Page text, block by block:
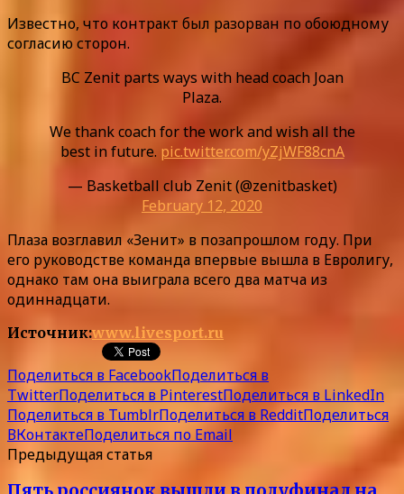
Известно, что контракт был разорван по обоюдному
согласию сторон.
BC Zenit parts ways with head coach Joan
Plaza.
We thank coach for the work and wish all the
best in future. pic.twitter.com/yZjWF88cnA
— Basketball club Zenit (@zenitbasket)
February 12, 2020
Плаза возглавил «Зенит» в позапрошлом году. При
его руководстве команда впервые вышла в Евролигу,
однако там она выиграла всего два матча из
одиннадцати.
Источник:www.livesport.ru
Поделиться в FacebookПоделиться в
TwitterПоделиться в PinterestПоделиться в LinkedIn
Поделиться в TumblrПоделиться в RedditПоделиться
ВКонтактеПоделиться по Email
Предыдущая статья